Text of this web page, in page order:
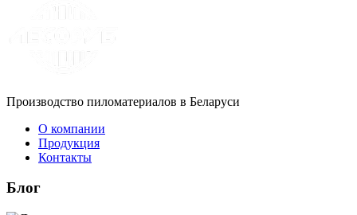
Производство пиломатериалов в Беларуси
О компании
Продукция
Контакты
Блог